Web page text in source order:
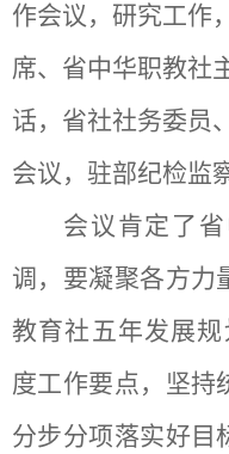
作会议，研究工作
席、省中华职教社
话，省社社务委员
会议，驻部纪检监
会议肯定了
调，要凝聚各方力
教育社五年发展规
度工作要点，坚持
分步分项落实好目